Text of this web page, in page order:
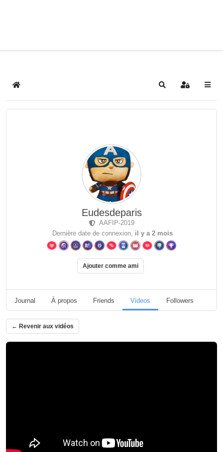
Home SearchSign In
Eudesdeparis
AAFIP-2019
Dernière date de connexion, il y a 2 mois
Ajouter comme ami
Journal À propos Friends Videos Followers
← Revenir aux vidéos